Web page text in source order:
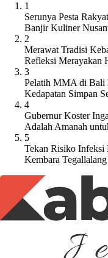
1
Serunya Pesta
Banjir Kuliner
2
Merawat Tradisi
Refleksi Merayakan
3
Pelatih MMA di Bali
Kedapatan Simpan
4
Gubernur Koster
Adalah Amanah
5
Tekan Risiko
Kembara